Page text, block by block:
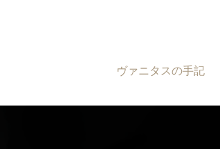
ヴァニタスの手記